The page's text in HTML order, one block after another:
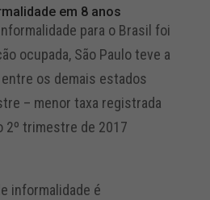
em 8 anos
para o Brasil foi
ocupada, São Paulo teve a
os demais estados
– menor taxa registrada
2º trimestre de 2017
informalidade é